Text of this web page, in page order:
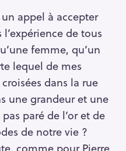
appel à accepter
de tous
femme, qu’un
lequel de mes
dans la rue
une grandeur et une
paré de l’or et de
de notre vie ?
comme pour Pierre